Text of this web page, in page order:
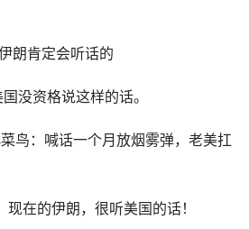
朗肯定会听话的
没资格说这样的话。
鸟：喊话一个月放烟雾弹，老美扛
现在的伊朗，很听美国的话！